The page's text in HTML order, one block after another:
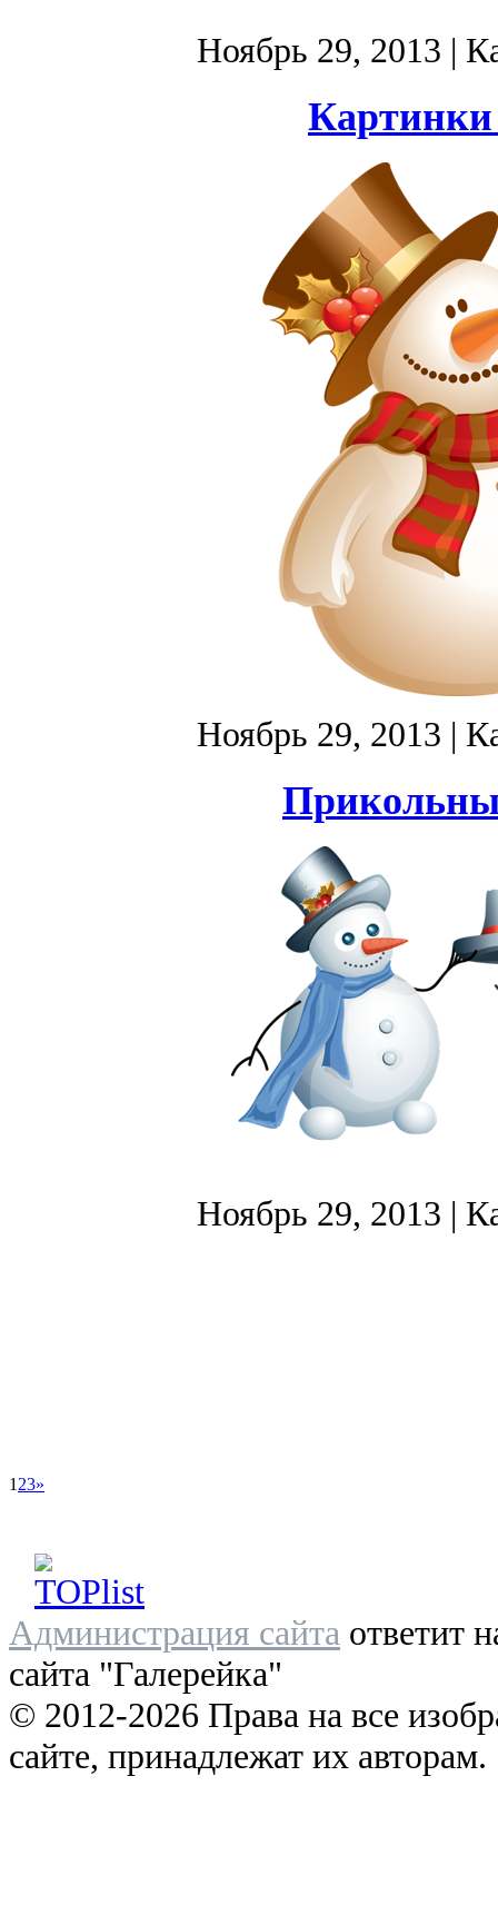
Ноябрь 29, 2013 |
Картинки
Ноябрь 29, 2013 |
Ноябрь 29, 2013 |
1 23»
Администрация сайта ответит
сайта "Галерейка"
© 2012-2026 Права на все
сайте, принадлежат их авторам.